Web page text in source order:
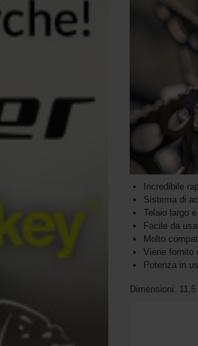
Incredibile
Sistema di
Telaio largo
Facile da
Molto
Viene fornito
Potenza in
Dimensioni: